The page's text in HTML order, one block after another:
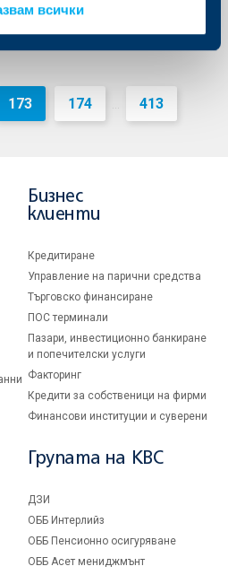
всички
173 174 ... 413
Бизнес
клиенти
Кредитиране
Управление на парични средства
Търговско финансиране
ПОС терминали
Пазари, инвестиционно банкиране
и попечителски услуги
Факторинг
Кредити за собственици на фирми
Финансови институции и суверени
Групата на KBC
ДЗИ
ОББ Интерлийз
ОББ Пенсионно осигуряване
ОББ Асет мениджмънт